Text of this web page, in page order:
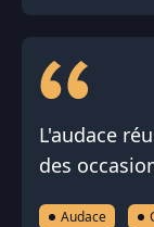
L'audace
des
Audace